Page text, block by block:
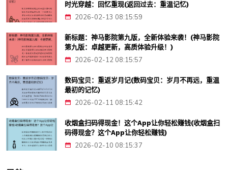
时光穿越：回忆重现(返回过去：重温记忆)
2026-02-13 08:15:59
新标题：神马影院第九版，全新体验来袭！(神马影院
第九版：卓越更新，高质体验升级！)
2026-02-12 08:15:57
数码宝贝：重返岁月记(数码宝贝：岁月不再远，重温
最初的记忆)
2026-02-11 08:15:42
收烟盒扫码得现金！这个App让你轻松赚钱(收烟盒扫
码得现金？这个App让你轻松赚钱)
2026-02-10 08:15:37